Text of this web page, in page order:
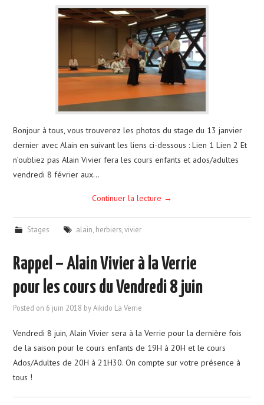
Bonjour à tous, vous trouverez les photos du stage du 13 janvier
dernier avec Alain en suivant les liens ci-dessous : Lien 1 Lien 2 Et
n’oubliez pas Alain Vivier fera les cours enfants et ados/adultes
vendredi 8 février aux…
Continuer la lecture →
Stages alain, herbiers,vivier
Rappel – Alain Vivier à la Verrie
pour les cours du Vendredi 8 juin
Posted on 6 juin 2018 byAikido La Verrie
Vendredi 8 juin, Alain Vivier sera à la Verrie pour la dernière fois
de la saison pour le cours enfants de 19H à 20H et le cours
Ados/Adultes de 20H à 21H30. On compte sur votre présence à
tous !